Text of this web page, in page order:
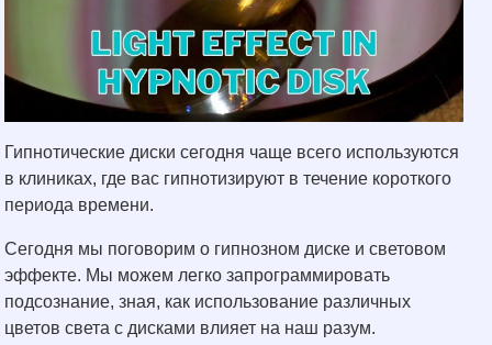
Гипнотические диски сегодня чаще всего используются
в клиниках, где вас гипнотизируют в течение короткого
периода времени.
Сегодня мы поговорим о гипнозном диске и световом
эффекте. Мы можем легко запрограммировать
подсознание, зная, как использование различных
цветов света с дисками влияет на наш разум.